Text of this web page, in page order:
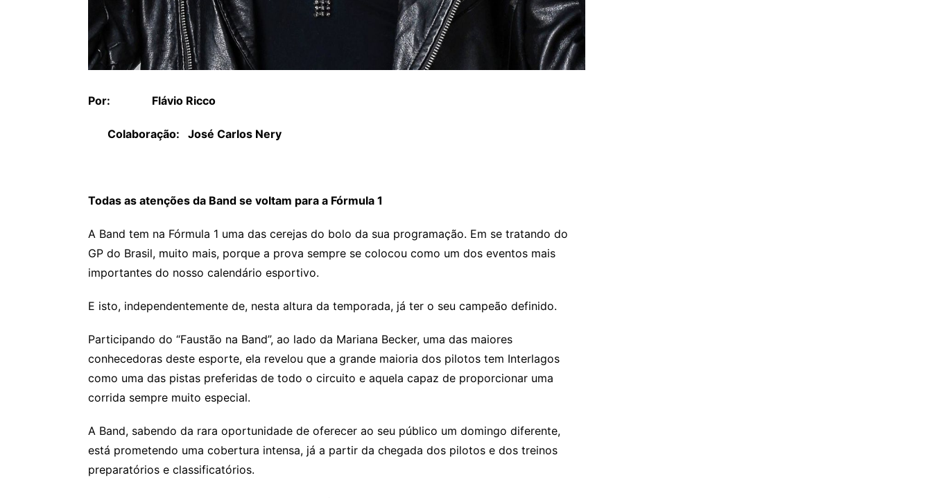
Por: Flávio Ricco
Colaboração: José Carlos Nery
Todas as atenções da Band se voltam para a Fórmula 1
A Band tem na Fórmula 1 uma das cerejas do bolo da sua programação. Em se tratando do
GP do Brasil, muito mais, porque a prova sempre se colocou como um dos eventos mais
importantes do nosso calendário esportivo.
E isto, independentemente de, nesta altura da temporada, já ter o seu campeão definido.
Participando do “Faustão na Band”, ao lado da Mariana Becker, uma das maiores
conhecedoras deste esporte, ela revelou que a grande maioria dos pilotos tem Interlagos
como uma das pistas preferidas de todo o circuito e aquela capaz de proporcionar uma
corrida sempre muito especial.
A Band, sabendo da rara oportunidade de oferecer ao seu público um domingo diferente,
está prometendo uma cobertura intensa, já a partir da chegada dos pilotos e dos treinos
preparatórios e classificatórios.